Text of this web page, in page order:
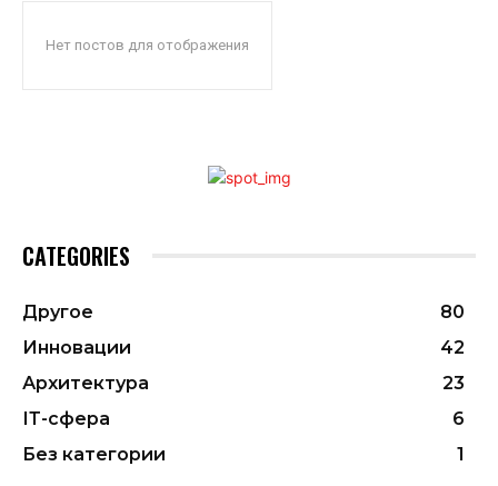
Нет постов для отображения
CATEGORIES
Другое
80
Инновации
42
Архитектура
23
ІТ-сфера
6
Без категории
1